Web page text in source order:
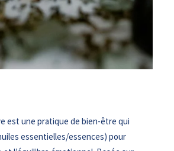
est une pratique de bien-être qui
essentielles/essences) pour